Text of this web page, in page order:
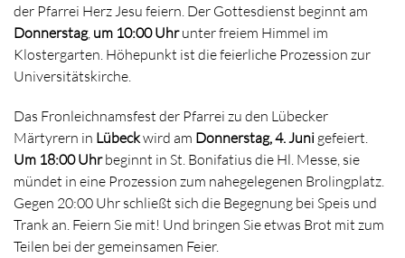
der Pfarrei Herz Jesu feiern. Der Gottesdienst beginnt am
Donnerstag, um 10:00 Uhrunter freiem Himmel im
Klostergarten. Höhepunkt ist die feierliche Prozession zur
Universitätskirche.
Das Fronleichnamsfest der Pfarrei zu den Lübecker
Märtyrern in Lübeckwird am Donnerstag, 4. Juni gefeiert.
Um 18:00 Uhrbeginnt in St. Bonifatius die Hl. Messe, sie
mündet in eine Prozession zum nahegelegenen Brolingplatz.
Gegen 20:00 Uhr schließt sich die Begegnung bei Speis und
Trank an. Feiern Sie mit! Und bringen Sie etwas Brot mit zum
Teilen bei der gemeinsamen Feier.